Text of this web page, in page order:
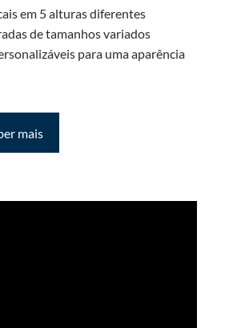
em 5 alturas diferentes
de tamanhos variados
para uma aparência
mais